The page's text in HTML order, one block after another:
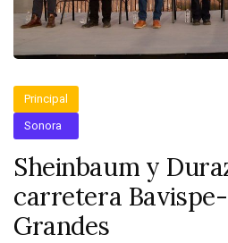
Principal
Sonora
Sheinbaum y
carretera
Grandes